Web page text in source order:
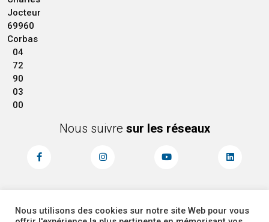
Jocteur
69960
Corbas
04
72
90
03
00
Nous suivre sur les réseaux
MENTIONS LÉGALES ACCESSIBILITÉ
Nous utilisons des cookies sur notre site Web pour vous